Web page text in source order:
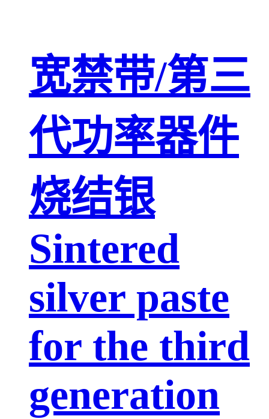
宽禁带/第三
代功率器件
烧结银
Sintered
silver paste
for the third
generation